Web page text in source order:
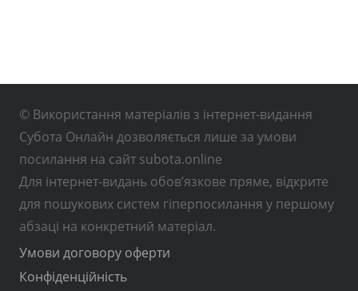
© Використання матеріалів з інтернет-видання
Субота Онлайн дозволяється лише за умови
посилання на сайт subota.online
Для інтернет-видань обов’язкове пряме, відкрите
для пошукових систем гіперпосилання у першому
абзаці на конкретний матеріал.
Умови договору оферти
Конфіденційність